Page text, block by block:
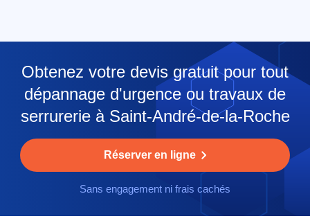
Obtenez votre devis gratuit pour tout
dépannage d'urgence ou travaux de
serrurerie à Saint-André-de-la-Roche
Réserver en ligne
Sans engagement ni frais cachés